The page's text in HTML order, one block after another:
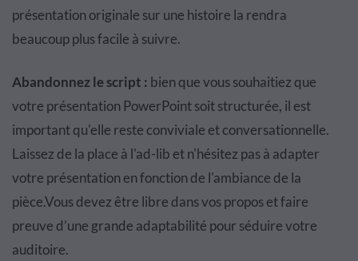
présentation originale sur une histoire la rendra
beaucoup plus facile à suivre.
Abandonnez le script : bien que vous souhaitiez que
votre présentation PowerPoint soit structurée, il est
important qu'elle reste conviviale et conversationnelle.
Laissez de la place à l'ad-lib et n'hésitez pas à adapter
votre présentation en fonction de l'ambiance de la
pièce.Vous devez être libre dans vos propos et faire
preuve d’une grande adaptabilité pour séduire votre
auditoire.